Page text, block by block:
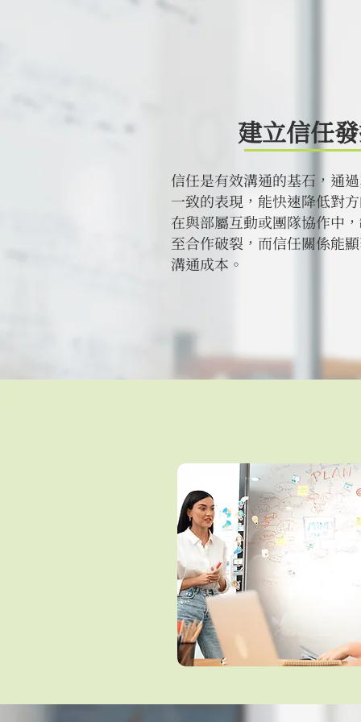
建立信任
信任是有效溝通的基石，通
一致的表現，能快速降低對
在與部屬互動或團隊協作中
至合作破裂，而信任關係能
溝通成本。